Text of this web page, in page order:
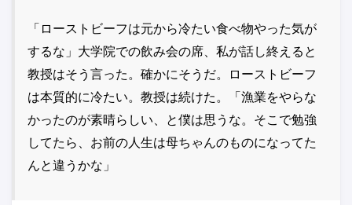
「ローストビーフは元から冷たい食べ物やった気が
するな」大学院での飲み会の席、私が話し終えると
教授はそう言った。確かにそうだ。ローストビーフ
は本質的に冷たい。教授は続けた。「漁業をやらな
かったのが素晴らしい、と僕は思うな。そこで勉強
してたら、お前の人生は母ちゃんのものになってた
んと違うかな」